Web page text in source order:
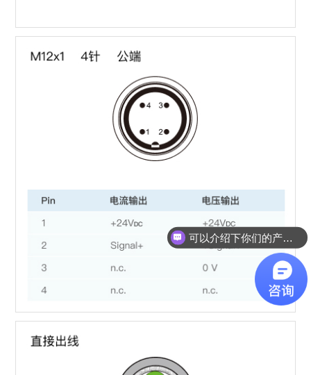
可以介绍下你们的产品么？